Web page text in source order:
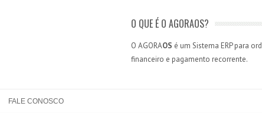
O QUE É O AGORAOS?
O AGORAOS é um Sistema ERP para
financeiro e pagamento recorrente.
FALE CONOSCO